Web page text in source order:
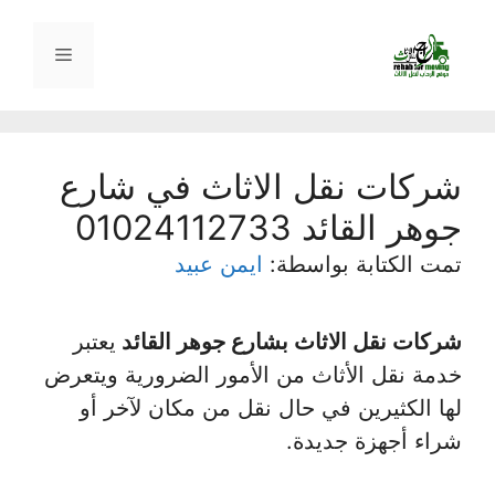
المحتوى
القائمة
شركات نقل الاثاث في شارع
جوهر القائد 01024112733
تمت الكتابة بواسطة: ايمن عبيد
شركات نقل الاثاث بشارع جوهر القائد يعتبر
خدمة نقل الأثاث من الأمور الضرورية ويتعرض
لها الكثيرين في حال نقل من مكان لآخر أو
شراء أجهزة جديدة.